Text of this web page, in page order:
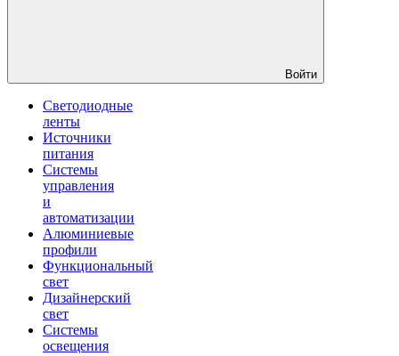
Войти
Светодиодные
ленты
Источники
питания
Системы
управления
и
автоматизации
Алюминиевые
профили
Функциональный
свет
Дизайнерский
свет
Системы
освещения